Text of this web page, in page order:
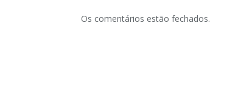
Os comentários estão fechados.